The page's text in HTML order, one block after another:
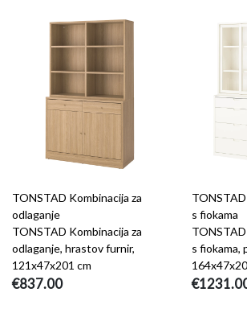
TONSTAD Kombinacija za
odlaganje
TONSTAD Kombinacija za
odlaganje, hrastov furnir,
121x47x201 cm
€837.00
s fiokama
s fiokama,